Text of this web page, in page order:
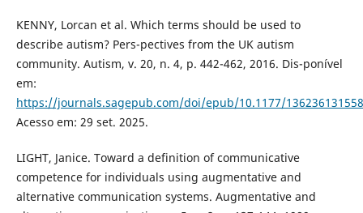
KENNY, Lorcan et al. Which terms should be used to
describe autism? Pers-pectives from the UK autism
community. Autism, v. 20, n. 4, p. 442-462, 2016. Dis-ponível
em:
https://journals.sagepub.com/doi/epub/10.1177/
Acesso em: 29 set. 2025.
LIGHT, Janice. Toward a definition of communicative
competence for individuals using augmentative and
alternative communication systems. Augmentative and